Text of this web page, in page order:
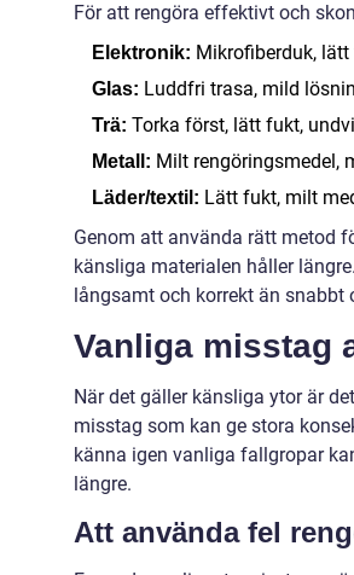
För att rengöra effektivt och
Elektronik: Mikrofiberduk,
Glas: Luddfri trasa, mild
Trä: Torka först, lätt fukt,
Metall: Milt rengöringsmedel,
Läder/textil: Lätt fukt, milt
Genom att använda rätt metod
känsliga materialen håller
långsamt och korrekt än snabbt
Vanliga misstag
När det gäller känsliga ytor är
misstag som kan ge stora
känna igen vanliga fallgropar
längre.
Att använda fel